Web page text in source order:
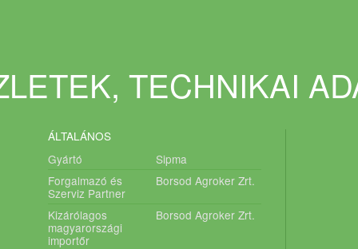
TECHNIKAI
ÁLTALÁNOS
Gyártó
Sipma
Forgalmazó és
Szerviz Partner
Borsod Agroker Zrt.
Kizárólagos
magyarországi
importőr
Borsod Agroker Zrt.